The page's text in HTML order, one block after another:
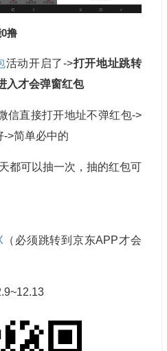
撸
活动开启了->打开地址跳转
入才会弹窗红包
信直接打开地址不弹红包->
->简单必中的
都可以抽一次，抽的红包可
（必须跳转到京东APP才会